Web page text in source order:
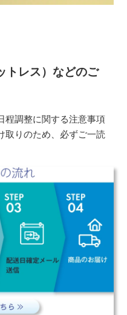
トレス）などのご
程調整に関する注意事項
取りのため、必ずご一読